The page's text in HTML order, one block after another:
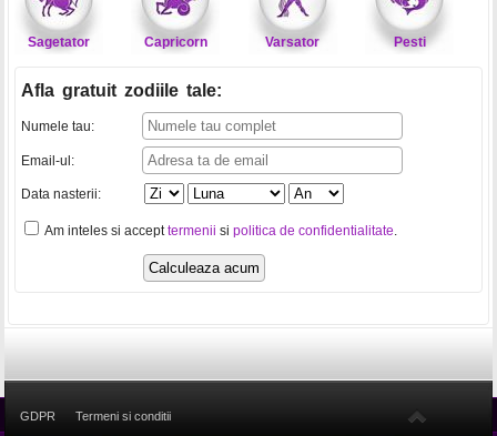
Sagetator Capricorn Varsator Pesti
Afla gratuit zodiile tale:
Numele tau:
Email-ul:
Data nasterii:
Am inteles si accepttermenii si politica de confidentialitate
GDPR Termeni si conditii